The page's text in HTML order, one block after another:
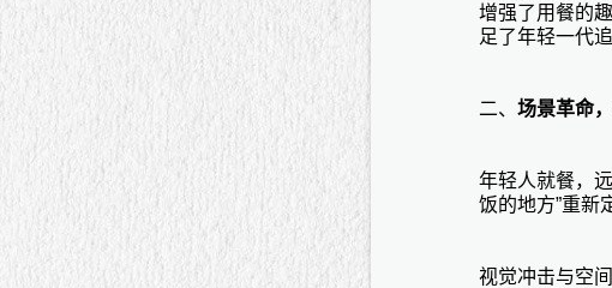
增强了用餐的
足了年轻一代
二、场景革命
年轻人就餐，
饭的地方”重新
视觉冲击与空